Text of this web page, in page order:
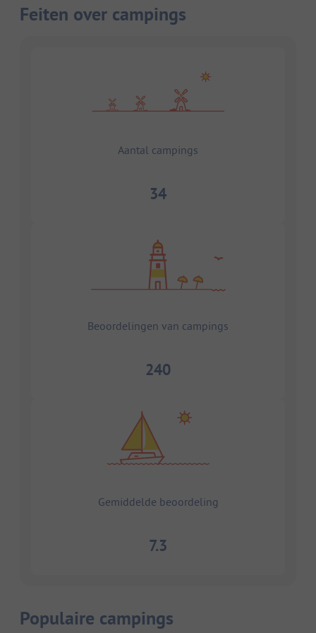
Feiten over campings
Aantal campings
34
Beoordelingen van campings
240
Gemiddelde beoordeling
7.3
Populaire campings